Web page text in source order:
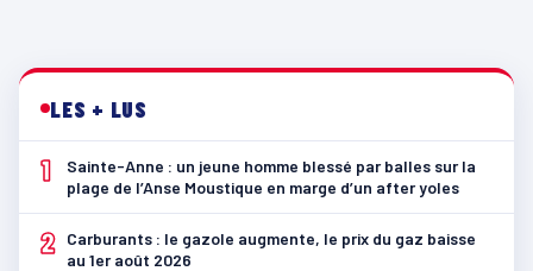
LES + LUS
1
Sainte-Anne : un jeune homme blessé par balles sur la
plage de l’Anse Moustique en marge d’un after yoles
2
Carburants : le gazole augmente, le prix du gaz baisse
au 1er août 2026